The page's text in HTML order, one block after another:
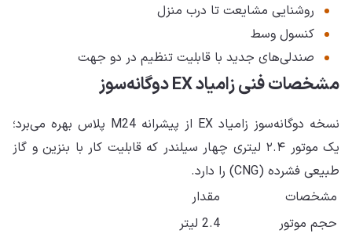
روشنایی مشایعت تا درب منزل
کنسول وسط
صندلی‌های جدید با قابلیت تنظیم در دو جهت
مشخصات فنی زامیاد EX دوگانه‌سوز
نسخه دوگانه‌سوز زامیاد EX از پیشرانه M24 پلاس بهره می‌برد؛
یک موتور ۲.۴ لیتری چهار سیلندر که قابلیت کار با بنزین و گاز
طبیعی فشرده (CNG) را دارد.
مشخصات
مقدار
حجم موتور
2.4 لیتر